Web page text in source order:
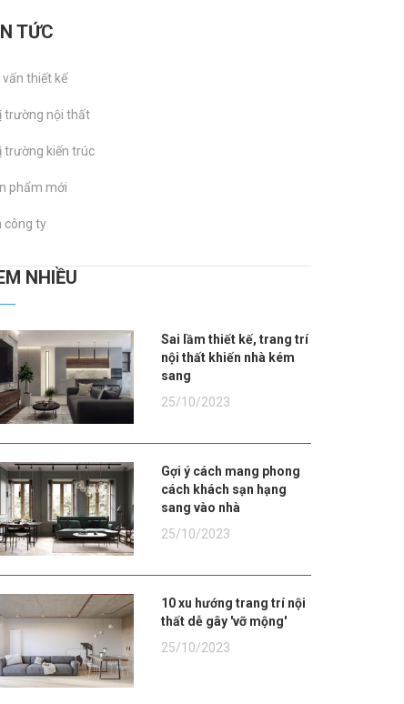
TỨC
thiết kế
trường nội thất
trường kiến trúc
phẩm mới
công ty
NHIỀU
Sai lầm thiết kế, trang trí
nội thất khiến nhà kém
sang
25/10/2023
Gợi ý cách mang phong
cách khách sạn hạng
sang vào nhà
25/10/2023
10 xu hướng trang trí nội
thất dễ gây 'vỡ mộng'
25/10/2023